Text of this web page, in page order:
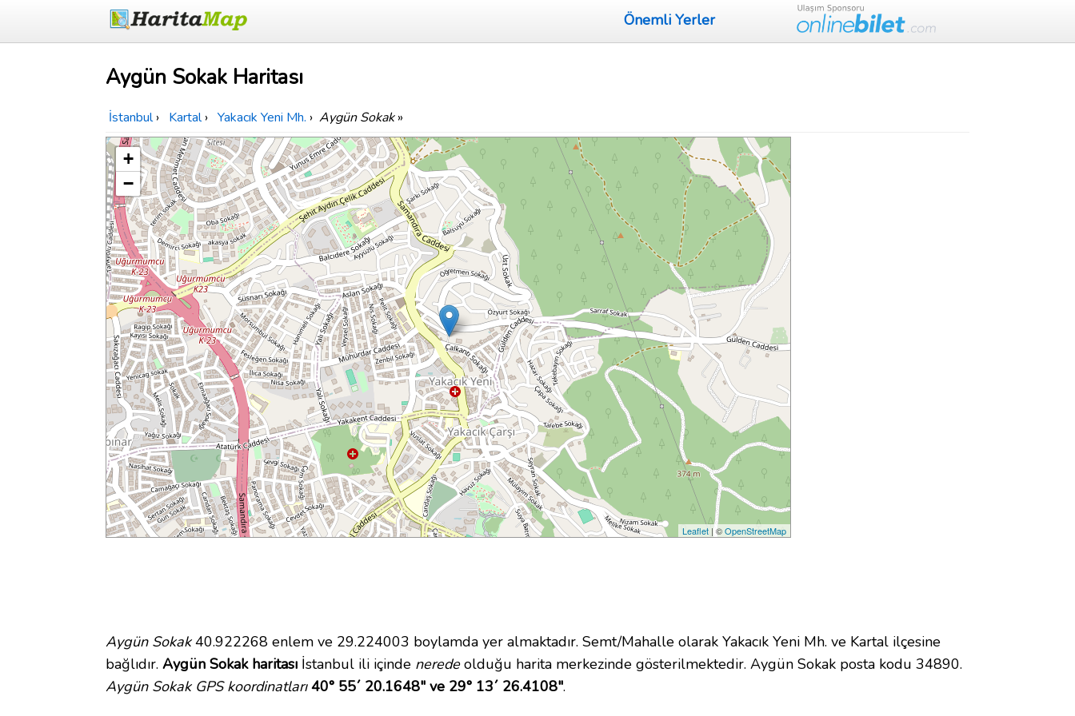
Önemli Yerler
Aygün Sokak Haritası
İstanbul › Kartal › Yakacık Yeni Mh. › Aygün Sokak»
+
−
Leaflet | ©OpenStreetMap
Aygün Sokak40.922268 enlem ve 29.224003 boylamda yer almaktadır. Semt/Mahalle olarak Yakacık Yeni Mh. ve Kartal ilçesine
bağlıdır. Aygün Sokak haritası İstanbul ili içinde neredeolduğu harita merkezinde gösterilmektedir. Aygün Sokak posta kodu 34890.
Aygün Sokak GPS koordinatları 40° 55´ 20.1648" ve 29° 13´ 26.4108".